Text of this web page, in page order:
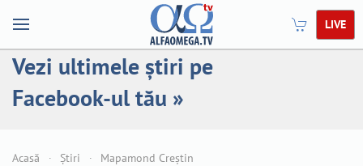
LIVE
Vezi ultimele știri pe
Facebook-ul tău »
Acasă Știri Mapamond Creștin